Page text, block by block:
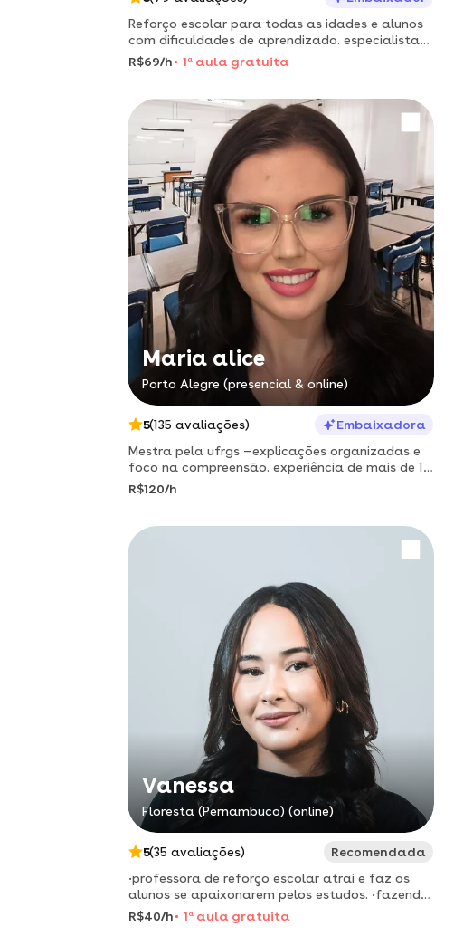
Reforço escolar para todas as idades e alunos
com dificuldades de aprendizado. especialista
em aprovação de alunos. agende já sua aula
R$69/h 1 a aula gratuita
Maria alice
Porto Alegre (presencial & online)
5(135 avaliações)
Embaixadora
Mestra pela ufrgs —explicações organizadas e
foco na compreensão. experiência de mais de 10
anos na área de ensino.
R$120/h
Vanessa
Floresta (Pernambuco) (online)
5(35 avaliações)
Recomendada
•professora de reforço escolar atrai e faz os
alunos se apaixonarem pelos estudos. •fazendo
uso de aulas leves, divertidas e produtivas,
vanessa ajuda todas as séries desde
R$40/h 1 a aula gratuita